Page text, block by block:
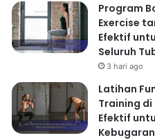
Program
Exercise
Efektif
Seluruh
3 hari ago
Latihan
Training di
Efektif